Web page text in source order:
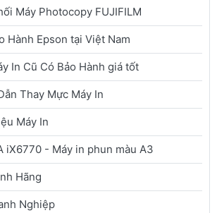
Máy Photocopy FUJIFILM
Hành Epson tại Việt Nam
In Cũ Có Bảo Hành giá tốt
Thay Mực Máy In
Máy In
iX6770 - Máy in phun màu A3
Hãng
Nghiệp